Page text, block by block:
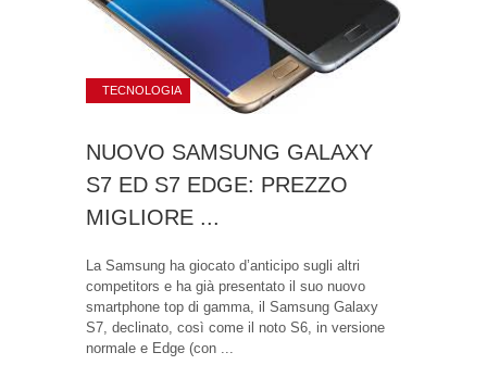
TECNOLOGIA
NUOVO SAMSUNG GALAXY
S7 ED S7 EDGE: PREZZO
MIGLIORE ...
La Samsung ha giocato d’anticipo sugli altri
competitors e ha già presentato il suo nuovo
smartphone top di gamma, il Samsung Galaxy
S7, declinato, così come il noto S6, in versione
normale e Edge (con ...